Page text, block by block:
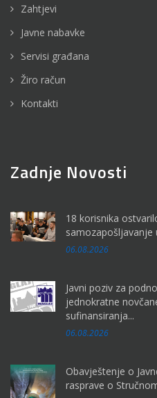
Zahtjevi
Javne nabavke
Servisi građana
Žiro račun
Kontakti
Zadnje Novosti
18 korisnika
samozapošljavanje
06.08.2026
Javni poziv za
jednokratne
sufinansiranja...
06.08.2026
Obavještenje o
rasprave o